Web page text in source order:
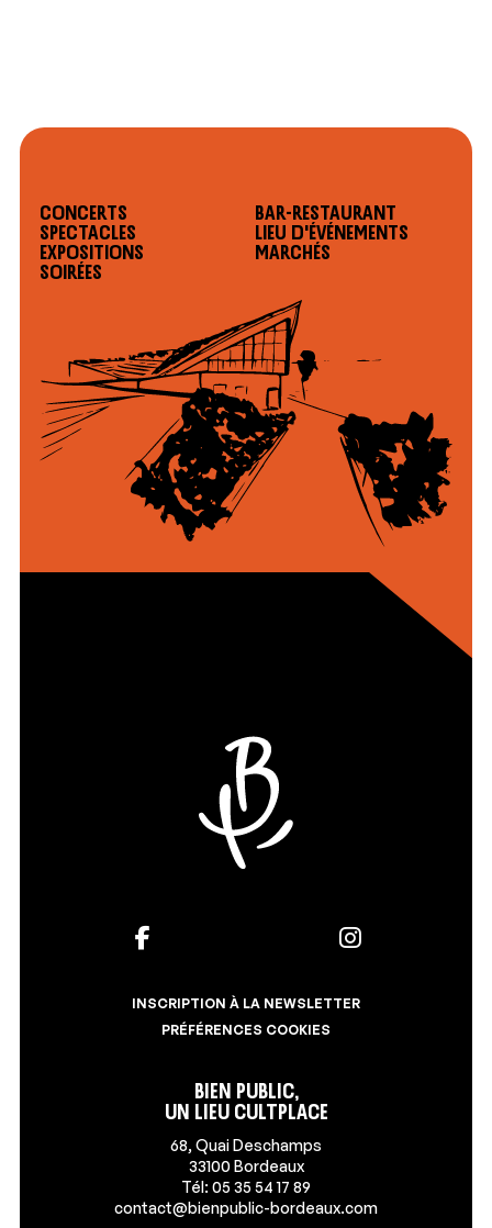
Concerts
Spectacles
Expositions
Soirées
Bar-restaurant
Lieu d'événements
Marchés
Bien Public,
un lieu Cultplace
68, Quai Deschamps
33100 Bordeaux
Tél: 05 35 54 17 89
contact@bienpublic-bordeaux.com
INSCRIPTION À LA NEWSLETTER
PRÉFÉRENCES COOKIES